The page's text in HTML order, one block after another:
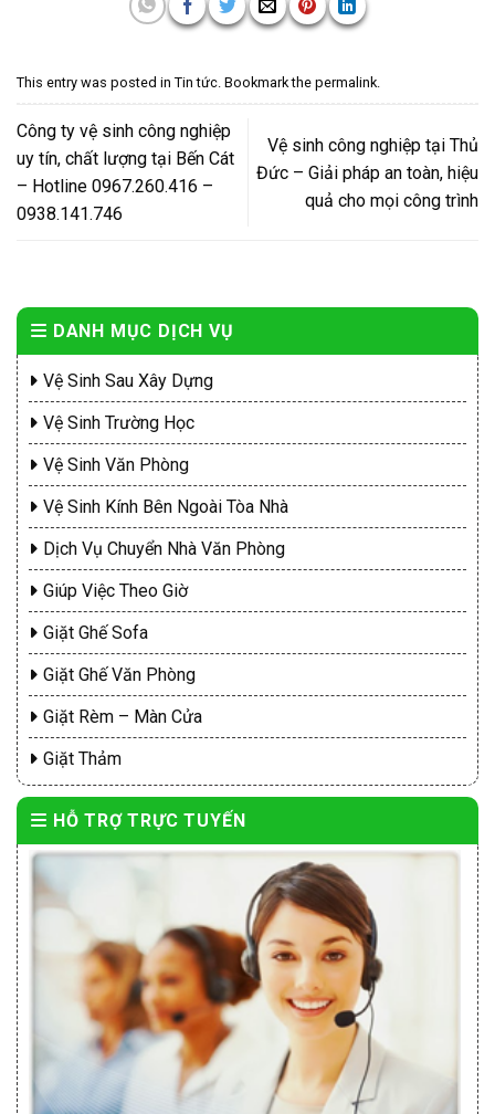
This entry was posted in Tin tức. Bookmark the permalink.
Công ty vệ sinh công nghiệp
uy tín, chất lượng tại Bến Cát
– Hotline 0967.260.416 –
0938.141.746
Vệ sinh công nghiệp tại Thủ
Đức – Giải pháp an toàn, hiệu
quả cho mọi công trình
DANH MỤC DỊCH VỤ
Vệ Sinh Sau Xây Dựng
Vệ Sinh Trường Học
Vệ Sinh Văn Phòng
Vệ Sinh Kính Bên Ngoài Tòa Nhà
Dịch Vụ Chuyển Nhà Văn Phòng
Giúp Việc Theo Giờ
Giặt Ghế Sofa
Giặt Ghế Văn Phòng
Giặt Rèm – Màn Cửa
Giặt Thảm
HỖ TRỢ TRỰC TUYẾN